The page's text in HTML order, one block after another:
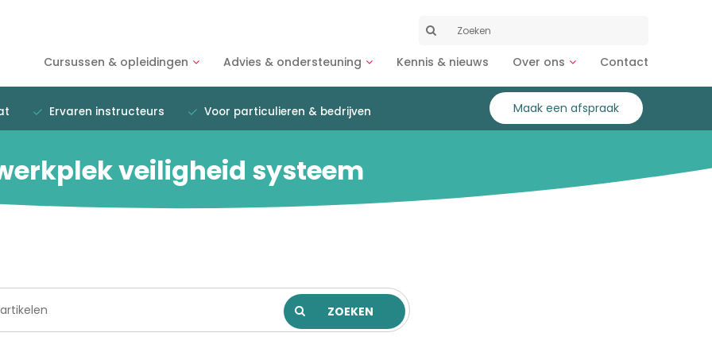
Zoeken
Cursussen & opleidingen
Advies & ondersteuning Kennis & nieuws Over ons Contact
Ervaren instructeurs Voor particulieren & bedrijven Maak een afspraak
veiligheid systeem
ZOEKEN